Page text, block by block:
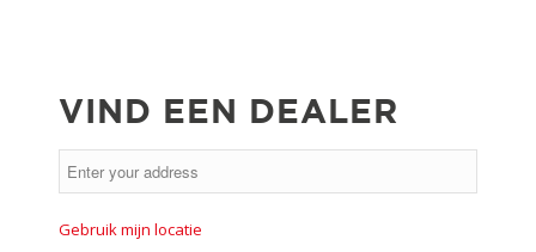
VIND EEN DEALER
Gebruik mijn locatie